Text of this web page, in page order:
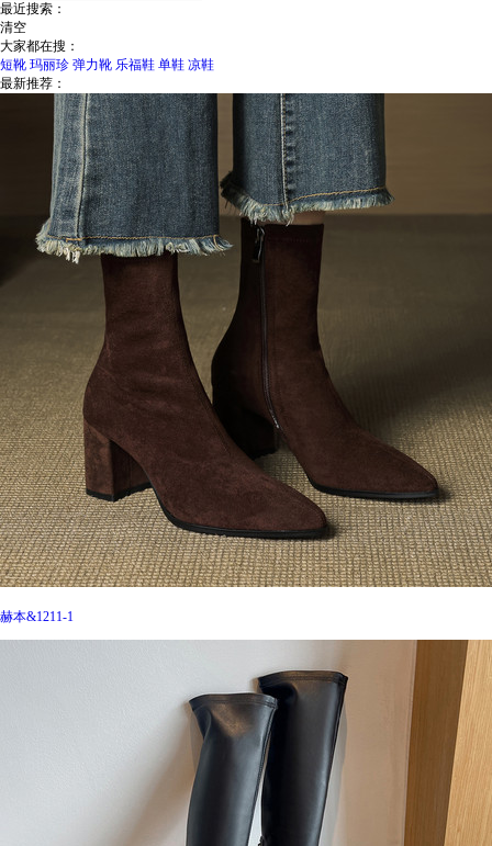
最近搜索：
清空
大家都在搜：
短靴 玛丽珍 弹力靴 乐福鞋 单鞋 凉鞋
最新推荐：
赫本&1211-1